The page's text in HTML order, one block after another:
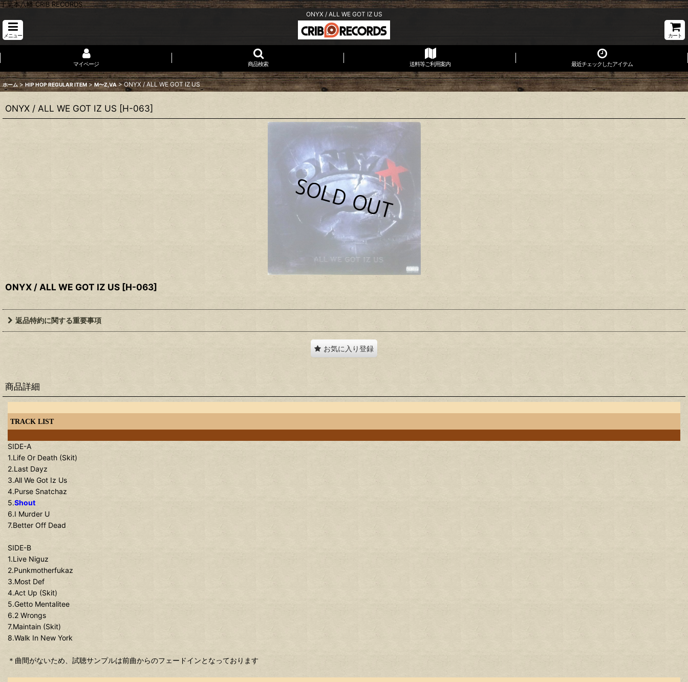
千葉本八幡 CRIB RECORDS
ONYX / ALL WE GOT IZ US
メニュー カート
マイページ 商品検索 送料等ご利用案内 最近チェックしたアイテム
ホーム > HIP HOP REGULAR ITEM > M〜Z,VA > ONYX / ALL WE GOT IZ US
ONYX / ALL WE GOT IZ US [H-063]
ONYX / ALL WE GOT IZ US [H-063]
返品特約に関する重要事項
お気に入り登録
商品詳細
TRACK LIST
SIDE-A
1.Life Or Death (Skit)
2.Last Dayz
3.All We Got Iz Us
4.Purse Snatchaz
5.Shout
6.I Murder U
7.Better Off Dead
SIDE-B
1.Live Niguz
2.Punkmotherfukaz
3.Most Def
4.Act Up (Skit)
5.Getto Mentalitee
6.2 Wrongs
7.Maintain (Skit)
8.Walk In New York
＊曲間がないため、試聴サンプルは前曲からのフェードインとなっております